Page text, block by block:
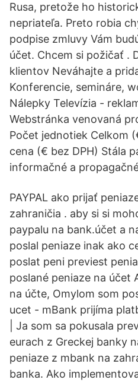
Rusa, pretože ho
nepriateľa. Preto robia
podpise zmluvy Vám
účet. Chcem si požičať .
klientov Neváhajte a
Konferencie, semináre,
Nálepky Televízia -
Webstránka venovaná
Počet jednotiek Celkom
cena (€ bez DPH) Stála
informačné a
PAYPAL ako prijať
zahraničia . aby si si
paypalu na bank.účet a
poslal peniaze inak ako
poslat peni previest
poslané peniaze na účet
na účte, Omylom som
ucet - mBank prijíma
| Ja som sa pokusala
eurach z Greckej banky
peniaze z mbank na
banka. Ako